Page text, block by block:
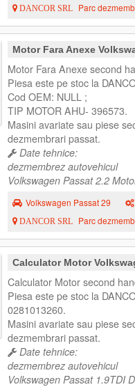
DANCOR SRL Parc
Motor Fara Anexe
Motor Fara Anexe second
Piesa este pe stoc la
Cod OEM: NULL ;
TIP MOTOR AHU- 396573.
Masini avariate sau piese
dezmembrari passat.
Date tehnice:
dezmembrez autovehicul
Volkswagen Passat 2.2
Volkswagen Passat 29
DANCOR SRL Parc
Calculator Motor
Calculator Motor second
Piesa este pe stoc la
0281013260.
Masini avariate sau piese
dezmembrari passat.
Date tehnice:
dezmembrez autovehicul
Volkswagen Passat 1.9TDI